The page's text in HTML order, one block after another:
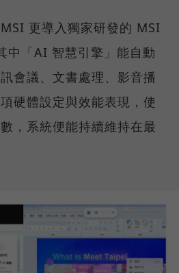
更導入獨家研發的 MSI
中「AI 智慧引擎」能自動
會議、文書處理、影音播
硬體設定與效能表現，使
，系統便能持續維持在最